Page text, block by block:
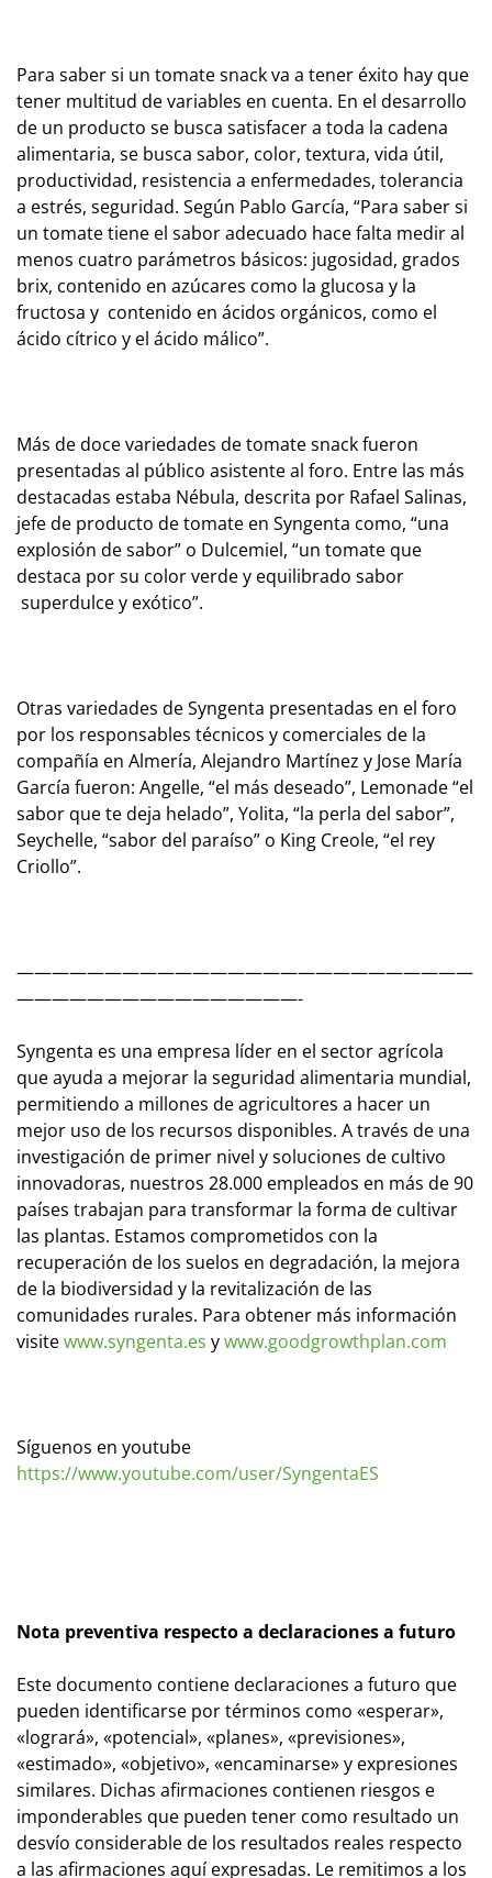
Para saber si un tomate snack va a tener éxito hay que
tener multitud de variables en cuenta. En el desarrollo
de un producto se busca satisfacer a toda la cadena
alimentaria, se busca sabor, color, textura, vida útil,
productividad, resistencia a enfermedades, tolerancia
a estrés, seguridad. Según Pablo García, “Para saber si
un tomate tiene el sabor adecuado hace falta medir al
menos cuatro parámetros básicos: jugosidad, grados
brix, contenido en azúcares como la glucosa y la
fructosa y contenido en ácidos orgánicos, como el
ácido cítrico y el ácido málico”.
Más de doce variedades de tomate snack fueron
presentadas al público asistente al foro. Entre las más
destacadas estaba Nébula, descrita por Rafael Salinas,
jefe de producto de tomate en Syngenta como, “una
explosión de sabor” o Dulcemiel, “un tomate que
destaca por su color verde y equilibrado sabor
superdulce y exótico”.
Otras variedades de Syngenta presentadas en el foro
por los responsables técnicos y comerciales de la
compañía en Almería, Alejandro Martínez y Jose María
García fueron: Angelle, “el más deseado”, Lemonade “el
sabor que te deja helado”, Yolita, “la perla del sabor”,
Seychelle, “sabor del paraíso” o King Creole, “el rey
Criollo”.
——————————————————————————
————————————————-
Syngenta es una empresa líder en el sector agrícola
que ayuda a mejorar la seguridad alimentaria mundial,
permitiendo a millones de agricultores a hacer un
mejor uso de los recursos disponibles. A través de una
investigación de primer nivel y soluciones de cultivo
innovadoras, nuestros 28.000 empleados en más de 90
países trabajan para transformar la forma de cultivar
las plantas. Estamos comprometidos con la
recuperación de los suelos en degradación, la mejora
de la biodiversidad y la revitalización de las
comunidades rurales. Para obtener más información
visitewww.syngenta.es ywww.goodgrowthplan.com
Síguenos en youtube
https://www.youtube.com/user/SyngentaES
Nota preventiva respecto a declaraciones a futuro
Este documento contiene declaraciones a futuro que
pueden identificarse por términos como «esperar»,
«logrará», «potencial», «planes», «previsiones»,
«estimado», «objetivo», «encaminarse» y expresiones
similares. Dichas afirmaciones contienen riesgos e
imponderables que pueden tener como resultado un
desvío considerable de los resultados reales respecto
a las afirmaciones aquí expresadas. Le remitimos a los